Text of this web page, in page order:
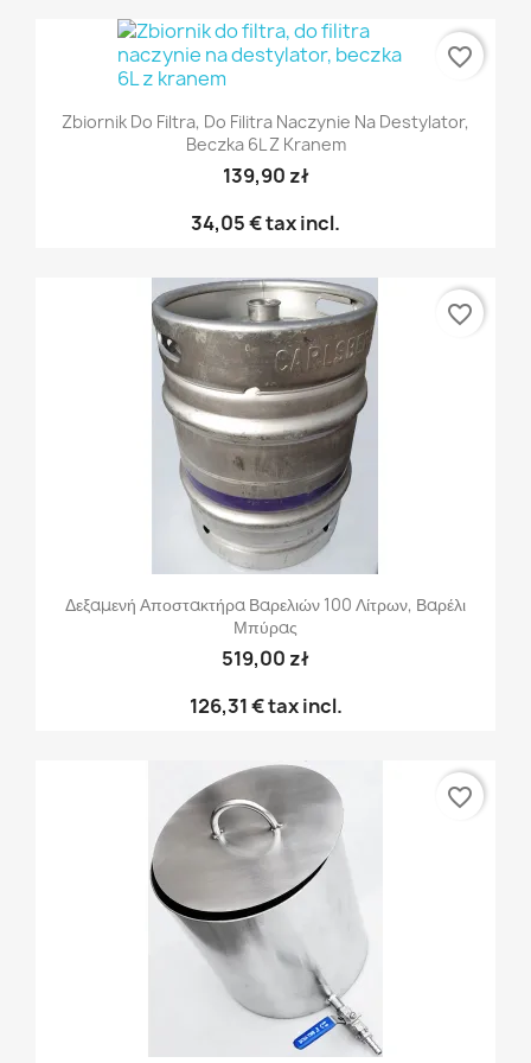
Zbiornik Do Filtra, Do Filitra Naczynie Na Destylator,
Beczka 6L Z Kranem
139,90 zł
34,05 €tax incl.
favorite_border
Δεξαμενή Αποστακτήρα Βαρελιών 100 Λίτρων, Βαρέλι
Μπύρας
519,00 zł
126,31 €tax incl.
favorite_border
favorite_border